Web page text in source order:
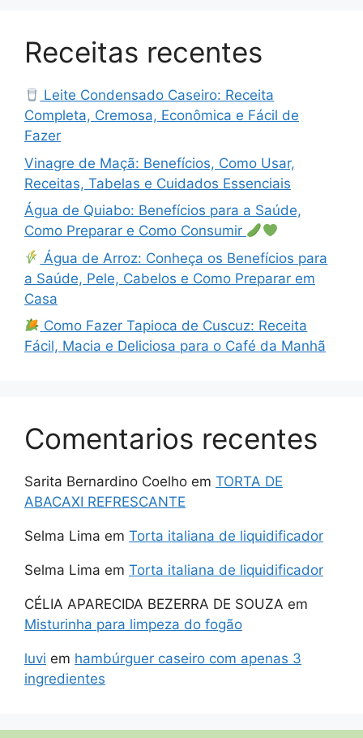
Receitas recentes
Leite Condensado Caseiro: Receita
Completa, Cremosa, Econômica e Fácil de
Fazer
Vinagre de Maçã: Benefícios, Como Usar,
Receitas, Tabelas e Cuidados Essenciais
Água de Quiabo: Benefícios para a Saúde,
Como Preparar e Como Consumir
Água de Arroz: Conheça os Benefícios para
a Saúde, Pele, Cabelos e Como Preparar em
Casa
Como Fazer Tapioca de Cuscuz: Receita
Fácil, Macia e Deliciosa para o Café da Manhã
Comentarios recentes
Sarita Bernardino Coelho em TORTA DE
ABACAXI REFRESCANTE
Selma Lima em Torta italiana de liquidificador
Selma Lima em Torta italiana de liquidificador
CÉLIA APARECIDA BEZERRA DE SOUZA em
Misturinha para limpeza do fogão
luvi em hambúrguer caseiro com apenas 3
ingredientes